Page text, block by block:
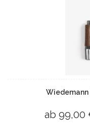
Wiedemann
ab 99,00